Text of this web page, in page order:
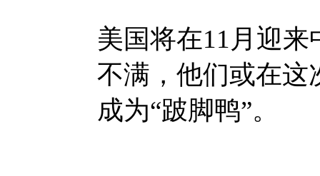
美国将在11月迎
不满，他们或在这
成为“跛脚鸭”。